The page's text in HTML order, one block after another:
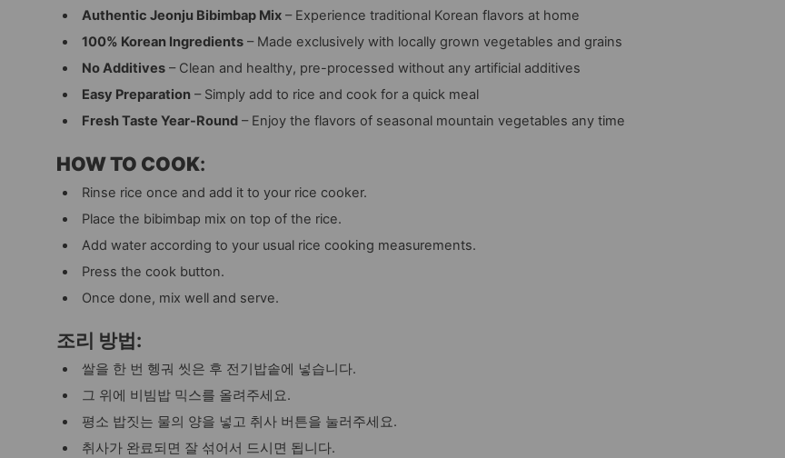
Authentic Jeonju Bibimbap Mix– Experience traditional Korean flavors at home
100% Korean Ingredients– Made exclusively with locally grown vegetables and grains
No Additives– Clean and healthy, pre-processed without any artificial additives
Easy Preparation– Simply add to rice and cook for a quick meal
Fresh Taste Year-Round– Enjoy the flavors of seasonal mountain vegetables any time
HOW TO COOK:
Rinse rice once and add it to your rice cooker.
Place the bibimbap mix on top of the rice.
Add water according to your usual rice cooking measurements.
Press the cook button.
Once done, mix well and serve.
조리 방법 :
쌀을 한 번 헹궈 씻은 후 전기밥솥에 넣습니다.
그 위에 비빔밥 믹스를 올려주세요.
평소 밥짓는 물의 양을 넣고 취사 버튼을 눌러주세요.
취사가 완료되면 잘 섞어서 드시면 됩니다.